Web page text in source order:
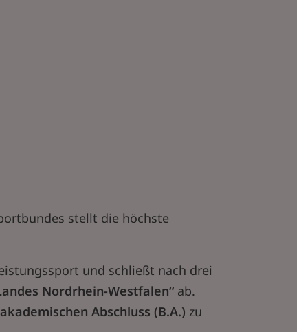
stellt die höchste
und schließt nach drei
Nordrhein-Westfalen“ ab.
Abschluss (B.A.) zu